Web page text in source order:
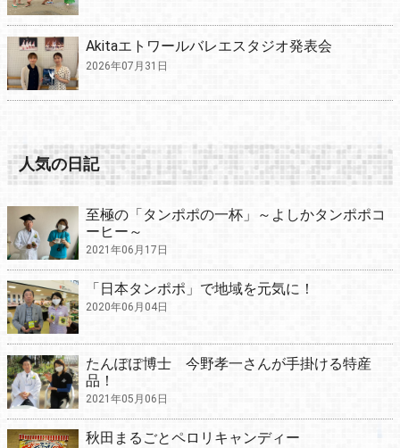
Akitaエトワールバレエスタジオ発表会
2026年07月31日
人気の日記
至極の「タンポポの一杯」～よしかタンポポコ
ーヒー～
2021年06月17日
「日本タンポポ」で地域を元気に！
2020年06月04日
たんぽぽ博士 今野孝一さんが手掛ける特産
品！
2021年05月06日
秋田まるごとペロリキャンディー